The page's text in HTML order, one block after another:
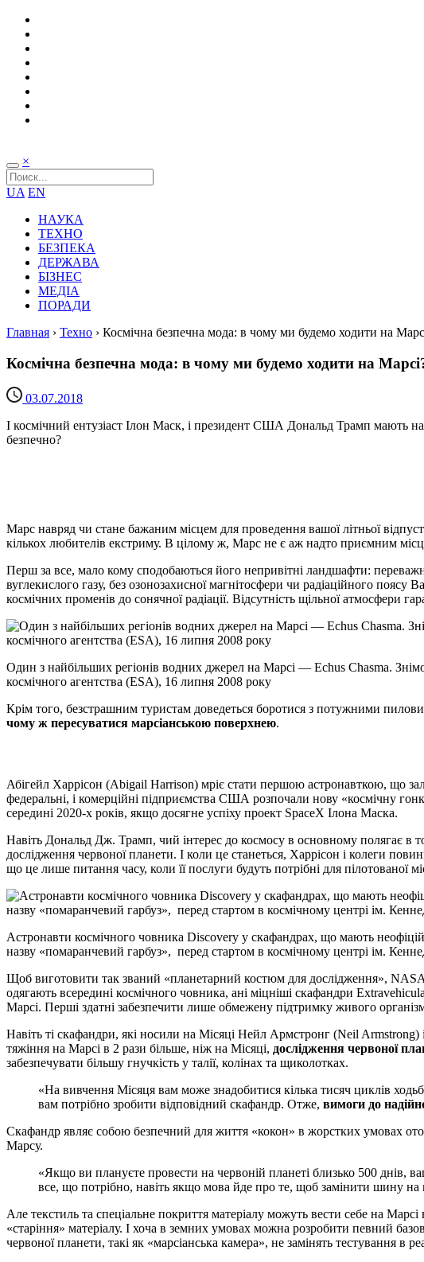
×
UA EN
НАУКА
ТЕХНО
БЕЗПЕКА
ДЕРЖАВА
БІЗНЕС
МЕДІА
ПОРАДИ
Главная › Техно › Космічна безпечна мода: в чому ми будемо ходити на
Космічна безпечна мода: в чому ми будемо ходити на
03.07.2018
І космічний ентузіаст Ілон Маск, і президент США Дональд Трамп мають
безпечно?
Марс навряд чи стане бажаним місцем для проведення вашої літньої
кількох любителів екстриму. В цілому ж, Марс не є аж надто приємним
Перш за все, мало кому сподобаються його непривітні ландшафти:
вуглекислого газу, без озонозахисної магнітосфери чи радіаційного
космічних променів до сонячної радіації. Відсутність щільної атмосфери
Один з найбільших регіонів водних джерел на Марсі — Echus Chasma.
космічного агентства (ESA), 16 липня 2008 року
Крім того, безстрашним туристам доведеться боротися з потужними
чому ж пересуватися марсіанською поверхнею.
Абігейл Харрісон (Abigail Harrison) мріє стати першою астронавткою, що
федеральні, і комерційні підприємства США розпочали нову «космічну
середині 2020-х років, якщо досягне успіху проект SpaceX Ілона Маска.
Навіть Дональд Дж. Трамп, чий інтерес до космосу в основному полягає в
дослідження червоної планети. І коли це станеться, Харрісон і колеги
що це лише питання часу, коли її послуги будуть потрібні для пілотованої
Астронавти космічного човника Discovery у скафандрах, що мають
назву «помаранчевий гарбуз», перед стартом в космічному центрі ім.
Щоб виготовити так званий «планетарний костюм для дослідження»,
одягають всередині космічного човника, ані міцніші скафандри
Марсі. Перші здатні забезпечити лише обмежену підтримку живого
Навіть ті скафандри, які носили на Місяці Нейл Армстронг (Neil Armstrong)
тяжіння на Марсі в 2 рази більше, ніж на Місяці, дослідження червоної
забезпечувати більшу гнучкість у талії, колінах та щиколотках.
«На вивчення Місяця вам може знадобитися кілька тисяч циклів
вам потрібно зробити відповідний скафандр. Отже, вимоги до
Скафандр являє собою безпечний для життя «кокон» в жорстких умовах
Марсу.
«Якщо ви плануєте провести на червоній планеті близько 500 днів,
все, що потрібно, навіть якщо мова йде про те, щоб замінити шину на
Але текстиль та спеціальне покриття матеріалу можуть вести себе на
«старіння» матеріалу. І хоча в земних умовах можна розробити певний
червоної планети, такі як «марсіанська камера», не замінять тестування в